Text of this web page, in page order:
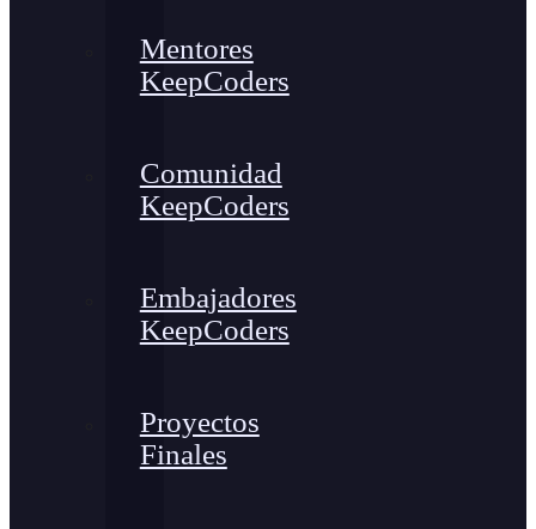
Mentores
KeepCoders
Comunidad
KeepCoders
Embajadores
KeepCoders
Proyectos
Finales